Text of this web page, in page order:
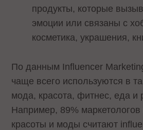
продукты, которые
эмоции или связаны с
косметика, украшения,
По данным Influencer
чаще всего используются в
мода, красота, фитнес, еда и
Например, 89% маркетологов
красоты и моды считают